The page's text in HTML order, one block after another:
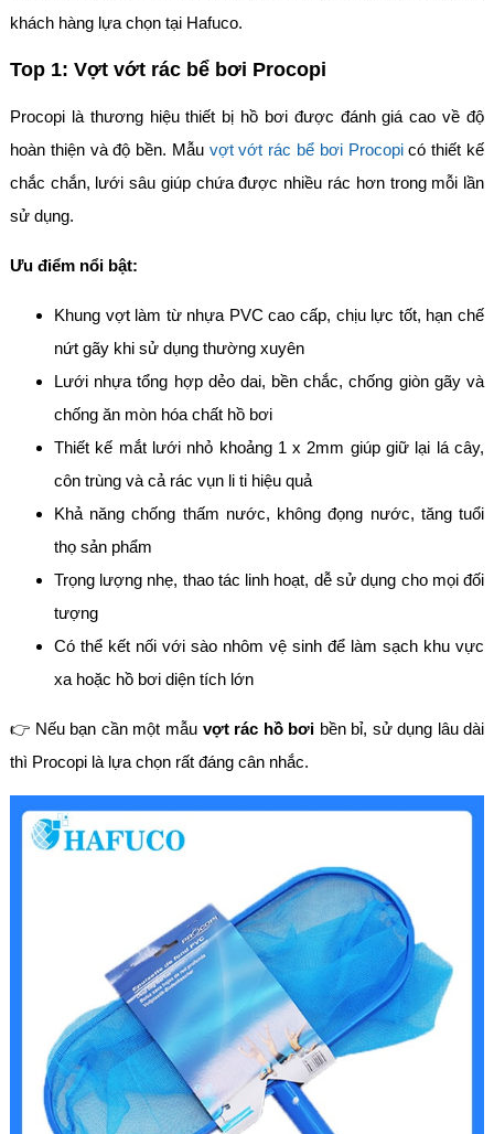
khách hàng lựa chọn tại Hafuco.
Top 1: Vợt vớt rác bể bơi Procopi
Procopi là thương hiệu thiết bị hồ bơi được đánh giá cao về độ
hoàn thiện và độ bền. Mẫu vợt vớt rác bể bơi Procopicó thiết kế
chắc chắn, lưới sâu giúp chứa được nhiều rác hơn trong mỗi lần
sử dụng.
Ưu điểm nổi bật:
Khung vợt làm từ nhựa PVC cao cấp, chịu lực tốt, hạn chế
nứt gãy khi sử dụng thường xuyên
Lưới nhựa tổng hợp dẻo dai, bền chắc, chống giòn gãy và
chống ăn mòn hóa chất hồ bơi
Thiết kế mắt lưới nhỏ khoảng 1 x 2mm giúp giữ lại lá cây,
côn trùng và cả rác vụn li ti hiệu quả
Khả năng chống thấm nước, không đọng nước, tăng tuổi
thọ sản phẩm
Trọng lượng nhẹ, thao tác linh hoạt, dễ sử dụng cho mọi đối
tượng
Có thể kết nối với sào nhôm vệ sinh để làm sạch khu vực
xa hoặc hồ bơi diện tích lớn
👉 Nếu bạn cần một mẫu vợt rác hồ bơi bền bỉ, sử dụng lâu dài
thì Procopi là lựa chọn rất đáng cân nhắc.